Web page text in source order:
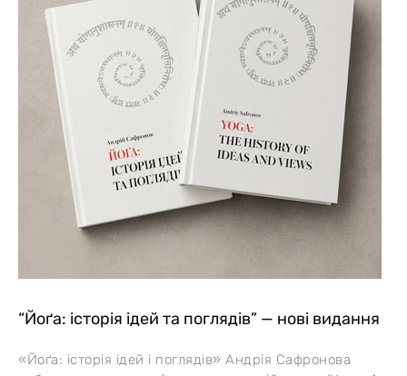
“Йоґа: історія ідей та поглядів” — нові видання
«Йоґа: історія ідей і поглядів» Андрія Сафронова